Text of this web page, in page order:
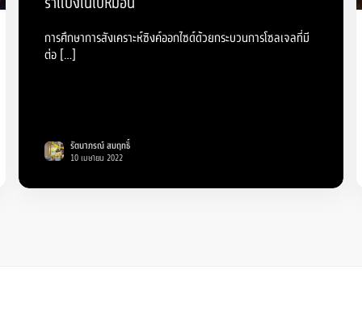
การศึกษาการสังเคราะห์ซิงค์ออกไซด์ด้วยกระบวนการโซลเจลที่มี
ต่อ […]
รัตนาภรณ์ สมฤทธิ์
10 เมษายน 2022